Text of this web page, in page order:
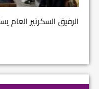
الرفيق السكرتير العام